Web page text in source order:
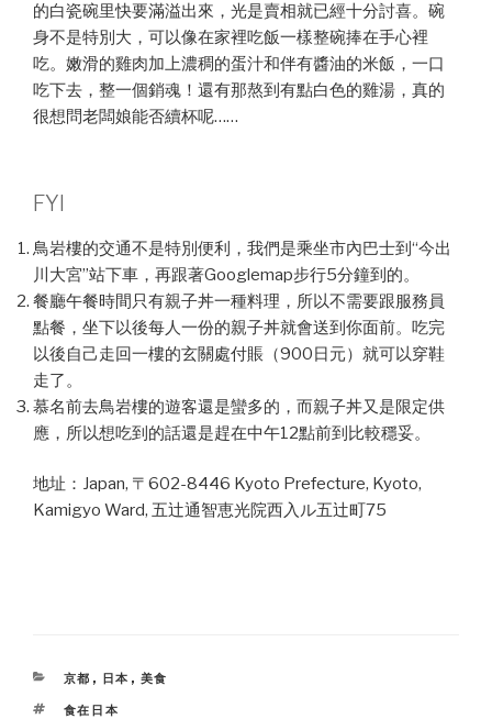
的白瓷碗里快要滿溢出來，光是賣相就已經十分討喜。碗
身不是特別大，可以像在家裡吃飯一樣整碗捧在手心裡
吃。嫩滑的雞肉加上濃稠的蛋汁和伴有醬油的米飯，一口
吃下去，整一個銷魂！還有那熬到有點白色的雞湯，真的
很想問老闆娘能否續杯呢……
FYI
鳥岩樓的交通不是特別便利，我們是乘坐市內巴士到“今出
川大宮”站下車，再跟著Googlemap步行5分鐘到的。
餐廳午餐時間只有親子丼一種料理，所以不需要跟服務員
點餐，坐下以後每人一份的親子丼就會送到你面前。吃完
以後自己走回一樓的玄關處付賬（900日元）就可以穿鞋
走了。
慕名前去鳥岩樓的遊客還是蠻多的，而親子丼又是限定供
應，所以想吃到的話還是趕在中午12點前到比較穩妥。
地址：Japan, 〒602-8446 Kyoto Prefecture, Kyoto,
Kamigyo Ward, 五辻通智恵光院西入ル五辻町75
CATEGORIES
京都 , 日本 , 美食
TAGS
食在日本